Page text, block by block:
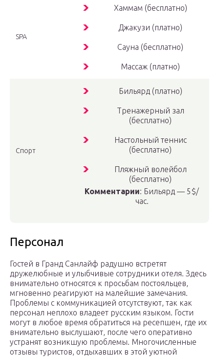
SPA
Хаммам (бесплатно)
Джакузи (платно)
Сауна (бесплатно)
Массаж (платно)
Спорт
Бильярд (платно)
Тренажерный зал
(бесплатно)
Настольный теннис
(бесплатно)
Пляжный волейбол
(бесплатно)
Комментарии: Бильярд — 5$/
час.
Персонал
Гостей в Гранд Санлайф радушно встретят
дружелюбные и улыбчивые сотрудники отеля. Здесь
внимательно относятся к просьбам постояльцев,
мгновенно реагируют на малейшие замечания.
Проблемы с коммуникацией отсутствуют, так как
персонал неплохо владеет русским языком. Гости
могут в любое время обратиться на ресепшен, где их
внимательно выслушают, после чего оперативно
устранят возникшую проблемы. Многочисленные
отзывы туристов, отдыхавших в этой уютной